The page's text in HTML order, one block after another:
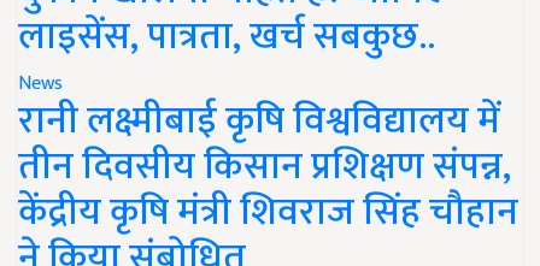
लाइसेंस, पात्रता, खर्च सबकुछ..
News
रानी लक्ष्मीबाई कृषि विश्वविद्यालय में
तीन दिवसीय किसान प्रशिक्षण संपन्न,
केंद्रीय कृषि मंत्री शिवराज सिंह चौहान